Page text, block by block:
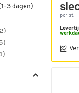
3 dagen)
per st.